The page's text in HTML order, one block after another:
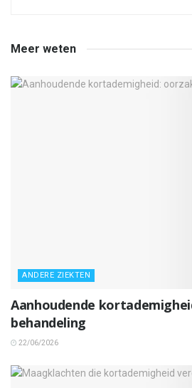
Meer weten
ANDERE ZIEKTEN
Aanhoudende
behandeling
22/06/2026